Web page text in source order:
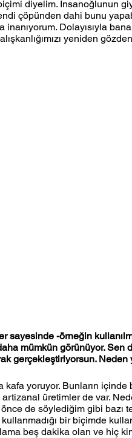
diyelim. İnsanoğlunun
çöpünden dahi bunu
Dolayısıyla
yeniden
sayesinde -örneğin
mümkün görünüyor. Sen
gerçekleştiriyorsun. Neden
yoruyor. Bunların içinde
üretimler de var.
de söylediğim gibi bazı
bir biçimde
beş dakika olan ve hiç